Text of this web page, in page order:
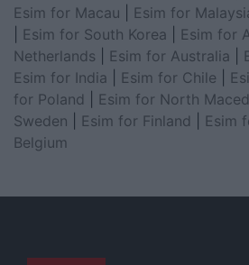
Esim for Macau
Esim for
Esim for South Korea Esim for
Netherlands
Esim for Australia
Esim for India
Esim for Chile
for Poland
Esim for North
Sweden
Esim for Finland Esim
Belgium